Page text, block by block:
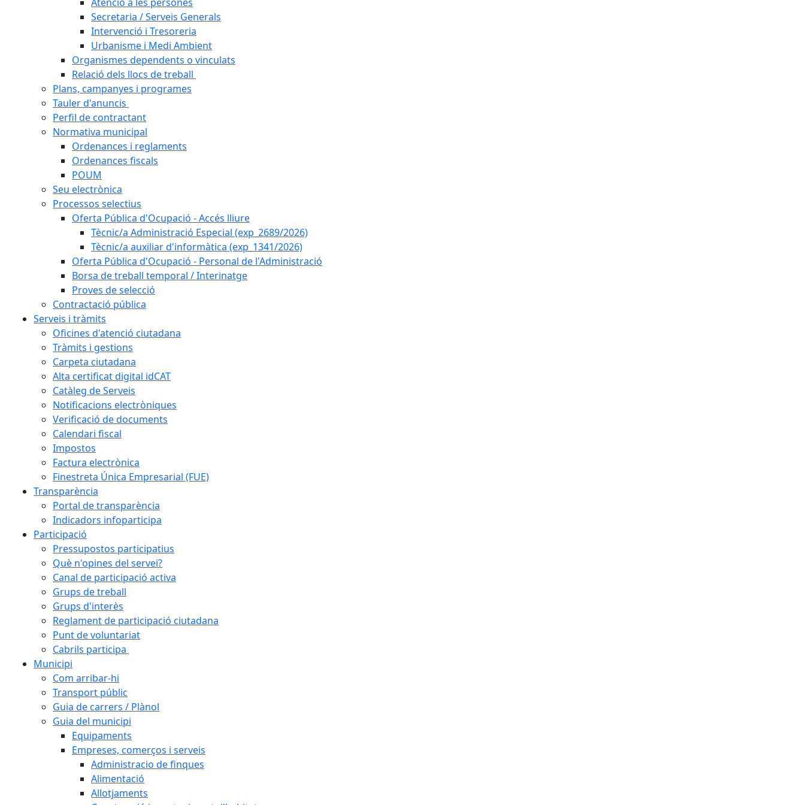
Secretaria / Serveis Generals
Intervenció i Tresoreria
Urbanisme i Medi Ambient
Organismes dependents o vinculats
Relació dels llocs de treball
Plans, campanyes i programes
Tauler d'anuncis
Perfil de contractant
Normativa municipal
Ordenances i reglaments
Ordenances fiscals
POUM
Seu electrònica
Processos selectius
Oferta Pública d'Ocupació - Accés lliure
Tècnic/a Administració Especial (exp_2689/2026)
Tècnic/a auxiliar d'informàtica (exp_1341/2026)
Oferta Pública d'Ocupació - Personal de l'Administració
Borsa de treball temporal / Interinatge
Proves de selecció
Contractació pública
Serveis i tràmits
Oficines d'atenció ciutadana
Tràmits i gestions
Carpeta ciutadana
Alta certificat digital idCAT
Catàleg de Serveis
Notificacions electròniques
Verificació de documents
Calendari fiscal
Impostos
Factura electrònica
Finestreta Única Empresarial (FUE)
Transparència
Portal de transparència
Indicadors infoparticipa
Participació
Pressupostos participatius
Què n'opines del servei?
Canal de participació activa
Grups de treball
Grups d'interès
Reglament de participació ciutadana
Punt de voluntariat
Cabrils participa
Municipi
Com arribar-hi
Transport públic
Guia de carrers / Plànol
Guia del municipi
Equipaments
Empreses, comerços i serveis
Administracio de finques
Alimentació
Allotjaments